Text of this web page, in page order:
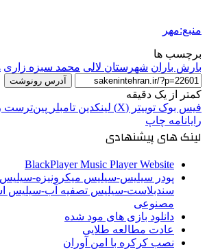
منبع:مهر
برچسب ها
بارش باران شهرستان لالی محمد سبزه زاری
آدرس رونوشت
کمتر از یک دقیقه
فیس بوک توییتر (X) لینکدین ‫تامبلر ‫پین‌ترست
رایانامه چاپ
لینک های پیشنهادی
BlackPlayer Music Player Website
پودر سیلیس-سیلیس میکرونیزه-
سندبلاست-سیلیس تصفیه آب-سیلیس
مصنوعی
دانلود بازی های مود شده
عادت مطالعه طلایی
نصب کرکره با امن آوران